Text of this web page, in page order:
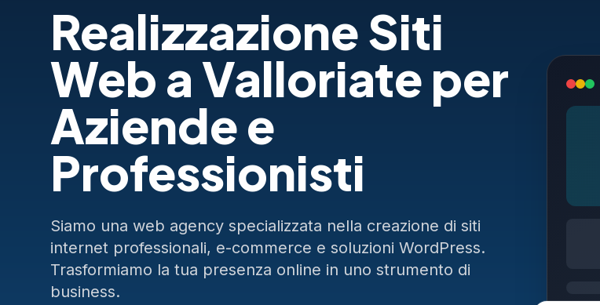
Realizzazione Siti
Web a Valloriate per
Aziende e
Professionisti
Siamo una web agency specializzata nella creazione di siti
internet professionali, e-commerce e soluzioni WordPress.
Trasformiamo la tua presenza online in uno strumento di
business.